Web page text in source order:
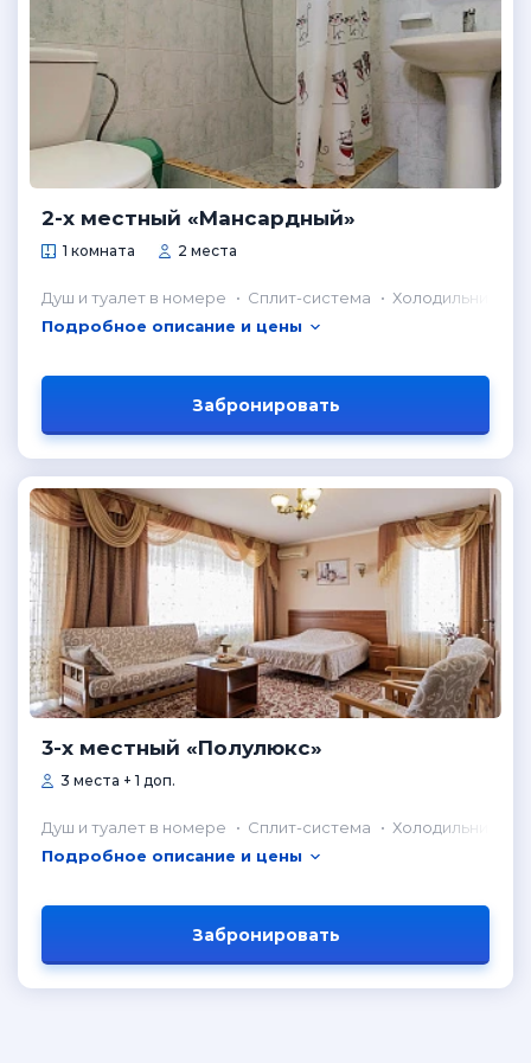
2-х местный «Мансардный»
1 комната 2 места
Душ и туалет в номере Сплит-система
Холодильник в
Подробное описание и цены
Забронировать
3-х местный «Полулюкс»
3 места + 1 доп.
Душ и туалет в номере Сплит-система
Холодильник в
Подробное описание и цены
Забронировать